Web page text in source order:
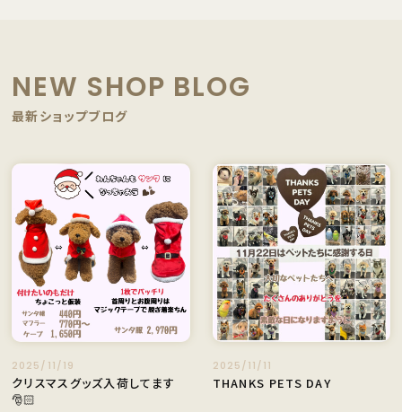
NEW SHOP BLOG
最新ショップブログ
2025/11/19
クリスマスグッズ入荷してます
🎅🏻
2025/11/11
THANKS PETS DAY